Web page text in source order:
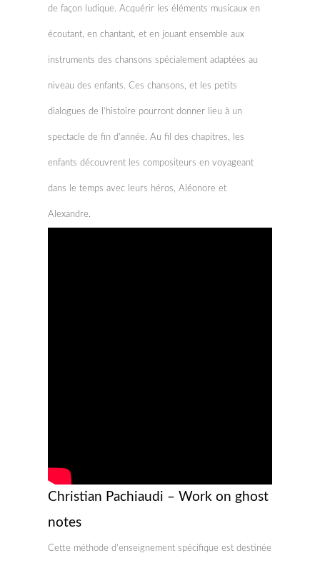
de façon ludique. Acquérir les éléments musicaux en
écoutant, en chantant, et en jouant ensemble aux
instruments des chansons spécialement adaptées au
niveau des enfants. Ces chansons, et les petits
dialogues de l’histoire pourront donner lieu à un
spectacle de fin d’année. Au fil des chapitres, les
enfants découvrent les compositeurs en voyageant
dans le temps avec leurs héros, Aléonore et
Alexandre.
Christian Pachiaudi – Work on ghost
notes
Cette méthode d’enseignement spécifique est destinée